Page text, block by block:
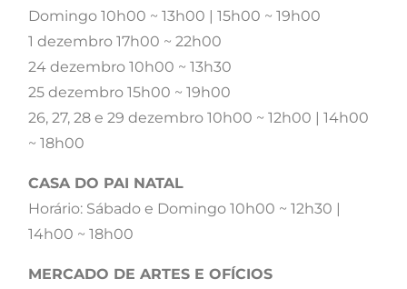
Domingo 10h00 ~ 13h00 | 15h00 ~ 19h00
1 dezembro 17h00 ~ 22h00
24 dezembro 10h00 ~ 13h30
25 dezembro 15h00 ~ 19h00
26, 27, 28 e 29 dezembro 10h00 ~ 12h00 | 14h00
~ 18h00
CASA DO PAI NATAL
Horário: Sábado e Domingo 10h00 ~ 12h30 |
14h00 ~ 18h00
MERCADO DE ARTES E OFÍCIOS